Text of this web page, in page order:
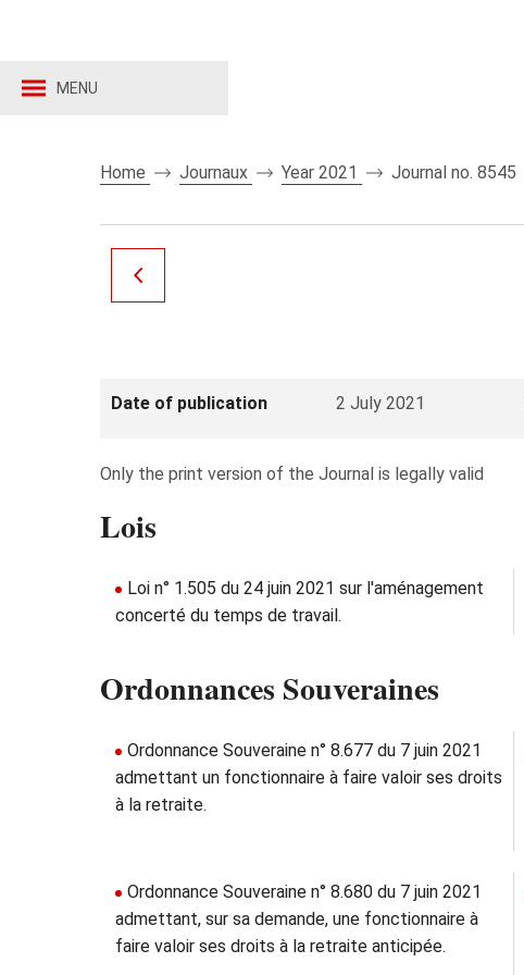
MENU
Home Journaux Year 2021 Journal no. 8545
Date of publication 2 July 2021
Only the print version of the Journal is legally valid
Lois
Loi n° 1.505 du 24 juin 2021 sur l'aménagement
concerté du temps de travail.
Ordonnances Souveraines
Ordonnance Souveraine n° 8.677 du 7 juin 2021
admettant un fonctionnaire à faire valoir ses droits
à la retraite.
Ordonnance Souveraine n° 8.680 du 7 juin 2021
admettant, sur sa demande, une fonctionnaire à
faire valoir ses droits à la retraite anticipée.